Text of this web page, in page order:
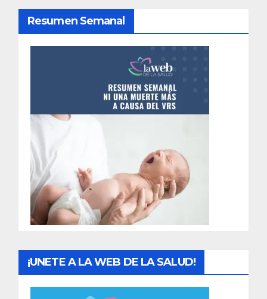
d
e
Resumen Semanal
¡UNETE A LA WEB DE LA SALUD!